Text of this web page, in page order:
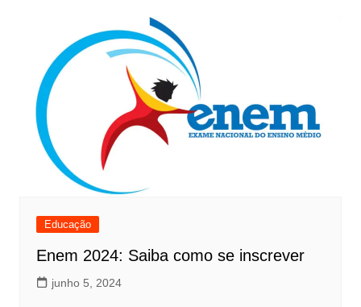
Educação
Enem 2024: Saiba como se inscrever
junho 5, 2024